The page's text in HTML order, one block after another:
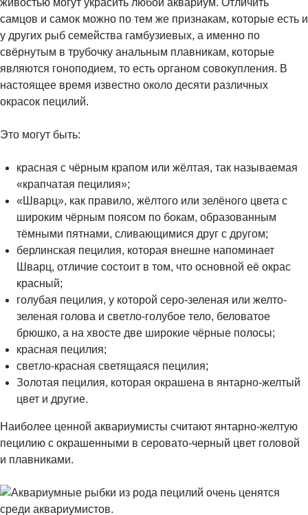
живостью могут украсить любой аквариум. Отличить
самцов и самок можно по тем же признакам, которые есть и
у других рыб семейства гамбузиевых, а именно по
свёрнутым в трубочку анальным плавникам, которые
являются гоноподием, то есть органом совокупления. В
настоящее время известно около десяти различных
окрасок пецилий.
Это могут быть:
красная с чёрным крапом или жёлтая, так называемая
«крапчатая пецилия»;
«Шварц», как правило, жёлтого или зелёного цвета с
широким чёрным поясом по бокам, образованным
тёмными пятнами, сливающимися друг с другом;
берлинская пецилия, которая внешне напоминает
Шварц, отличие состоит в том, что основной её окрас
красный;
голубая пецилия, у которой серо-зеленая или желто-
зеленая голова и светло-голубое тело, беловатое
брюшко, а на хвосте две широкие чёрные полосы;
красная пецилия;
светло-красная светящаяся пецилия;
Золотая пецилия, которая окрашена в янтарно-желтый
цвет и другие.
Наиболее ценной аквариумисты считают янтарно-желтую
пецилию с окрашенными в серовато-черный цвет головой
и плавниками.